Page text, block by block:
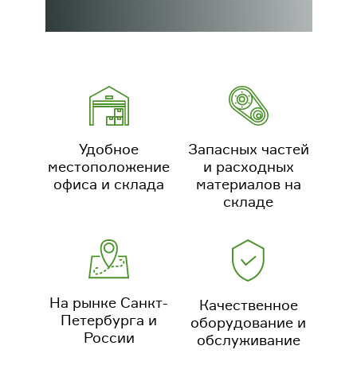
Удобное
местоположение
офиса и склада
Запасных частей
и расходных
материалов на
складе
На рынке Санкт-
Петербурга и
России
Качественное
оборудование и
обслуживание